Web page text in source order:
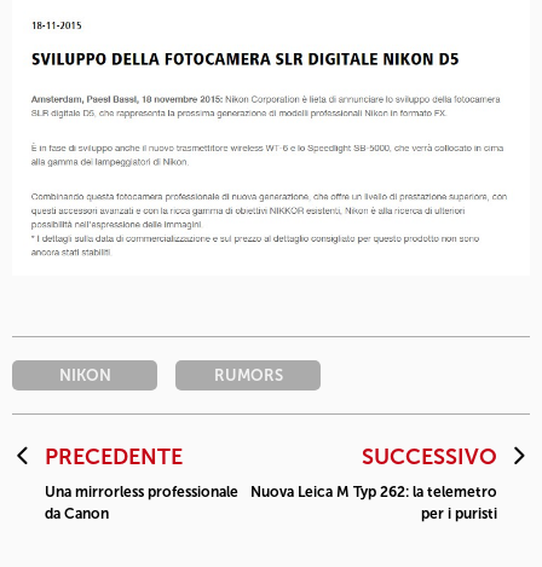
NIKON RUMORS
PRECEDENTE
Una mirrorless professionale
da Canon
SUCCESSIVO
Nuova Leica M Typ 262: la telemetro
per i puristi